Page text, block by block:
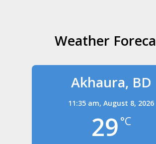
Weather
Akhaura, BD
11:35 am,August 8, 2026
29 °C